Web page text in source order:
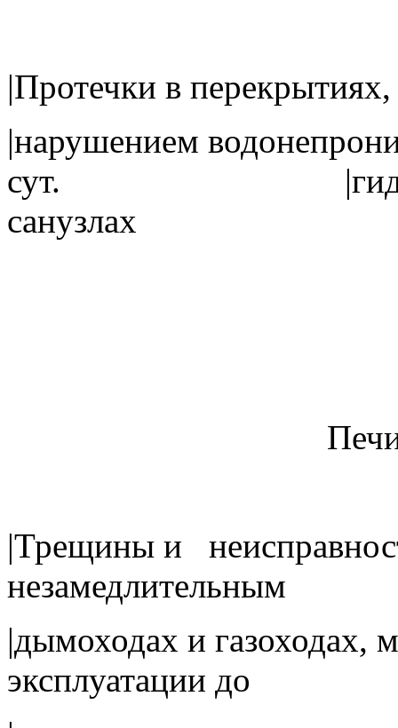
|Протечки в
|нарушением
сут.
|Трещины и
незамедлительным
|дымоходах и газоходах,
эксплуатации до